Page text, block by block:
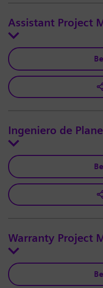
Assistant Project
Ingeniero de
Warranty Project